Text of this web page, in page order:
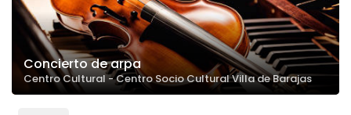
Concierto de arpa
Centro Cultural - Centro Socio Cultural Villa de Barajas